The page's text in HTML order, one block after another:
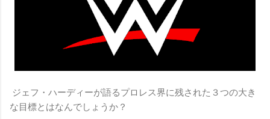
ジェフ・ハーディーが語るプロレス界に残された３つの大き
な目標とはなんでしょうか？